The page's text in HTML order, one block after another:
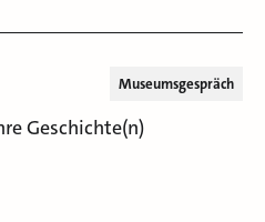
Museumsgespräch
Geschichte(n)